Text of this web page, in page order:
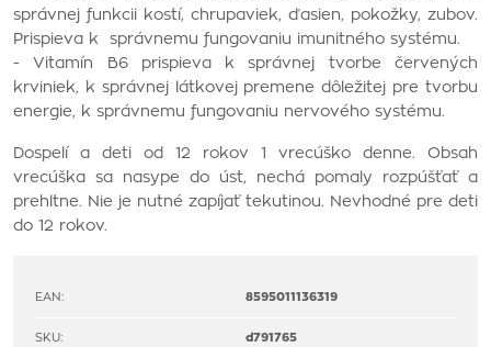
správnej funkcii kostí, chrupaviek, ďasien, pokožky, zubov.
Prispieva k správnemu fungovaniu imunitného systému.
- Vitamín B6 prispieva k správnej tvorbe červených
krviniek, k správnej látkovej premene dôležitej pre tvorbu
energie, k správnemu fungovaniu nervového systému.
Dospelí a deti od 12 rokov 1 vrecúško denne. Obsah
vrecúška sa nasype do úst, nechá pomaly rozpúšťať a
prehltne. Nie je nutné zapíjať tekutinou. Nevhodné pre deti
do 12 rokov.
EAN: 8595011136319
SKU: d791765